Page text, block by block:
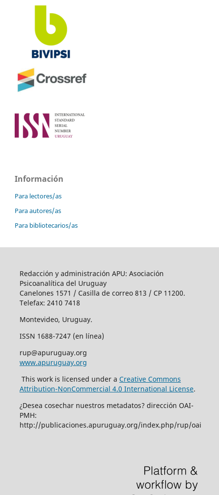
Información
Para lectores/as
Para autores/as
Para bibliotecarios/as
Redacción y administración APU: Asociación
Psicoanalítica del Uruguay
Canelones 1571 / Casilla de correo 813 / CP 11200.
Telefax: 2410 7418
Montevideo, Uruguay.
ISSN 1688-7247 (en línea)
rup@apuruguay.org
www.apuruguay.org
This work is licensed under a Creative Commons
Attribution-NonCommercial 4.0 International License.
¿Desea cosechar nuestros metadatos? dirección OAI-
PMH:
http://publicaciones.apuruguay.org/index.php/rup/oai